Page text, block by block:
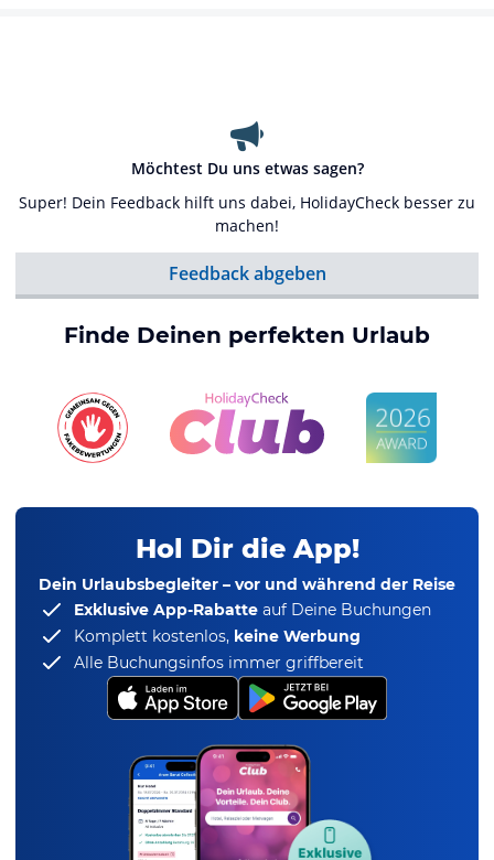
Möchtest Du uns etwas sagen?
Super! Dein Feedback hilft uns dabei, HolidayCheck besser zu
machen!
Feedback abgeben
Finde Deinen perfekten Urlaub
Hol Dir die App!
Dein Urlaubsbegleiter – vor und während der Reise
Exklusive App-Rabatte auf Deine Buchungen
Komplett kostenlos, keine Werbung
Alle Buchungsinfos immer griffbereit